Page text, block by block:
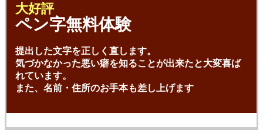
大好評
ペン字無料体験
提出した文字を正しく直します。
気づかなかった悪い癖を知ることが出来たと大変喜ば
れています。
また、名前・住所のお手本も差し上げます